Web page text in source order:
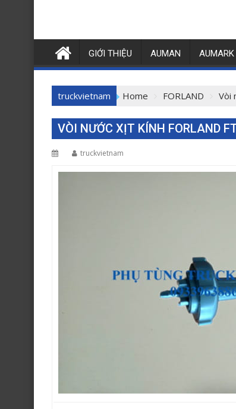
GIỚI THIỆU AUMAN AUMARK
truckvietnam Home FORLAND Vòi
VÒI NƯỚC XỊT KÍNH FORLAND
truckvietnam